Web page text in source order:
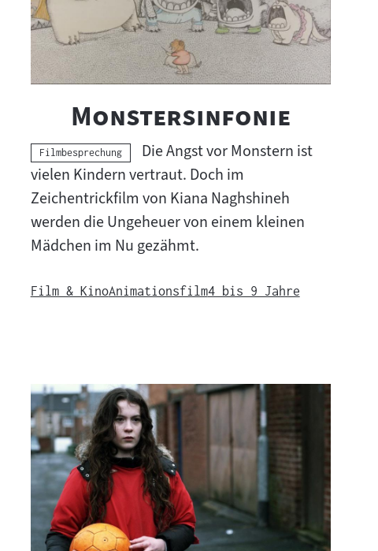
"
Monstersinfonie"
Kategorie:
Filmbesprechung
Die Angst vor Monstern ist
vielen Kindern vertraut. Doch im
Zeichentrickfilm von Kiana Naghshineh
werden die Ungeheuer von einem kleinen
Mädchen im Nu gezähmt.
Film & KinoAnimationsfilm4 bis 9 Jahre